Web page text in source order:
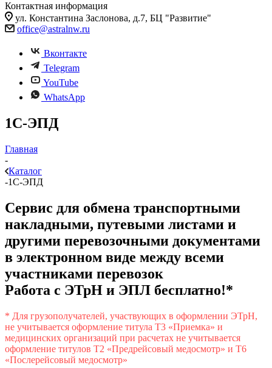
Контактная информация
ул. Константина Заслонова, д.7, БЦ "Развитие"
office@astralnw.ru
Вконтакте
Telegram
YouTube
WhatsApp
1С-ЭПД
Главная
-
Каталог
-1С-ЭПД
Сервис для обмена транспортными
накладными, путевыми листами и
другими перевозочными документами
в электронном виде между всеми
участниками перевозок
Работа с ЭТрН и ЭПЛ бесплатно!*
* Для грузополучателей, участвующих в оформлении ЭТрН,
не учитывается оформление титула Т3 «Приемка» и
медицинских организаций при расчетах не учитывается
оформление титулов Т2 «Предрейсовый медосмотр» и Т6
«Послерейсовый медосмотр»